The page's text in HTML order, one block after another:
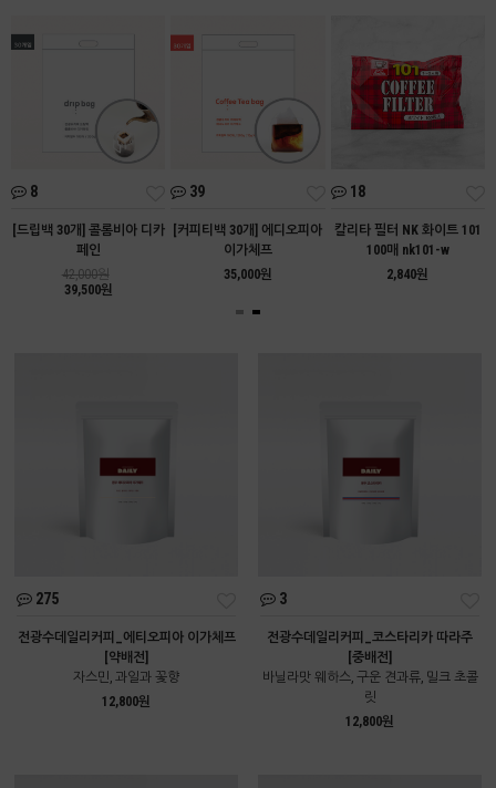
8
[드립백 30개] 콜롬비아 디카
페인
42,000원
39,500원
39
[커피티백 30개] 에디오피아
이가체프
35,000원
18
칼리타 필터 NK 화이트 101
100매 nk101-w
2,840원
275
전광수데일리커피_에티오피아 이가체프
[약배전]
자스민, 과일과 꽃향
12,800원
3
전광수데일리커피_코스타리카 따라주
[중배전]
바닐라맛 웨하스, 구운 견과류, 밀크 초콜
릿
12,800원